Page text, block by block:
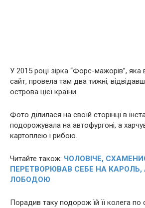
У 2015 році зірка “Форс-мажорів”, яка
сайт, провела там два тижні, відвідавши
острова цієї країни.
Фото ділилася на своїй сторінці в
подорожувала на автофургоні, а
картоплею і рибою.
Читайте також: ЧОЛОВІЧЕ,
ПЕРЕТВОРЮВАВ СЕБЕ НА КАРОЛЬ,
ЛОБОДОЮ
Порадив таку подорож їй її колега по